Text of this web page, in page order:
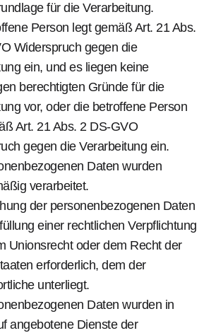
für die Verarbeitung.
Person legt gemäß Art. 21 Abs.
Widerspruch gegen die
ein, und es liegen keine
berechtigten Gründe für die
vor, oder die betroffene Person
Art. 21 Abs. 2 DS-GVO
gegen die Verarbeitung ein.
Daten wurden
verarbeitet.
der personenbezogenen Daten
einer rechtlichen Verpflichtung
Unionsrecht oder dem Recht der
erforderlich, dem der
unterliegt.
Daten wurden in
angebotene Dienste der